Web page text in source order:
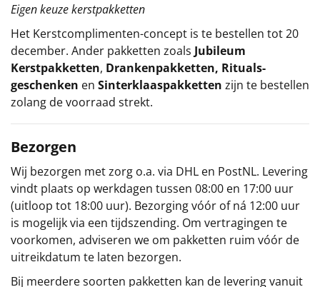
Eigen keuze kerstpakketten
Het Kerstcomplimenten-concept is te bestellen tot 20
december. Ander pakketten zoals Jubileum
Kerstpakketten, Drankenpakketten, Rituals-
geschenken en Sinterklaaspakketten zijn te bestellen
zolang de voorraad strekt.
Bezorgen
Wij bezorgen met zorg o.a. via DHL en PostNL. Levering
vindt plaats op werkdagen tussen 08:00 en 17:00 uur
(uitloop tot 18:00 uur). Bezorging vóór of ná 12:00 uur
is mogelijk via een tijdszending. Om vertragingen te
voorkomen, adviseren we om pakketten ruim vóór de
uitreikdatum te laten bezorgen.
Bij meerdere soorten pakketten kan de levering vanuit